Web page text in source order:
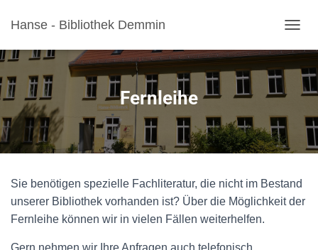
Hanse - Bibliothek Demmin
Fernleihe
Sie benötigen spezielle Fachliteratur, die nicht im Bestand
unserer Bibliothek vorhanden ist? Über die Möglichkeit der
Fernleihe können wir in vielen Fällen weiterhelfen.
Gern nehmen wir Ihre Anfragen auch telefonisch